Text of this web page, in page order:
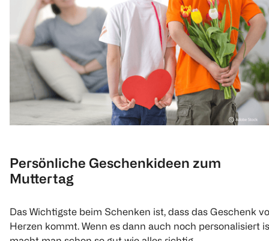
Persönliche Geschenkideen zum
Muttertag
Das Wichtigste beim Schenken ist, dass das Geschenk
Herzen kommt. Wenn es dann auch noch personalisiert